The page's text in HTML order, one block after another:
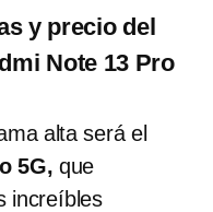
y precio del
Note 13 Pro
alta será el
5G, que
increíbles